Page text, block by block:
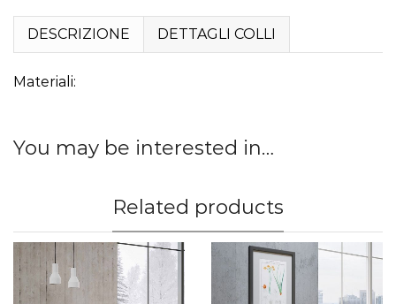
DESCRIZIONE DETTAGLI COLLI
Materiali:
You may be interested in…
Related products